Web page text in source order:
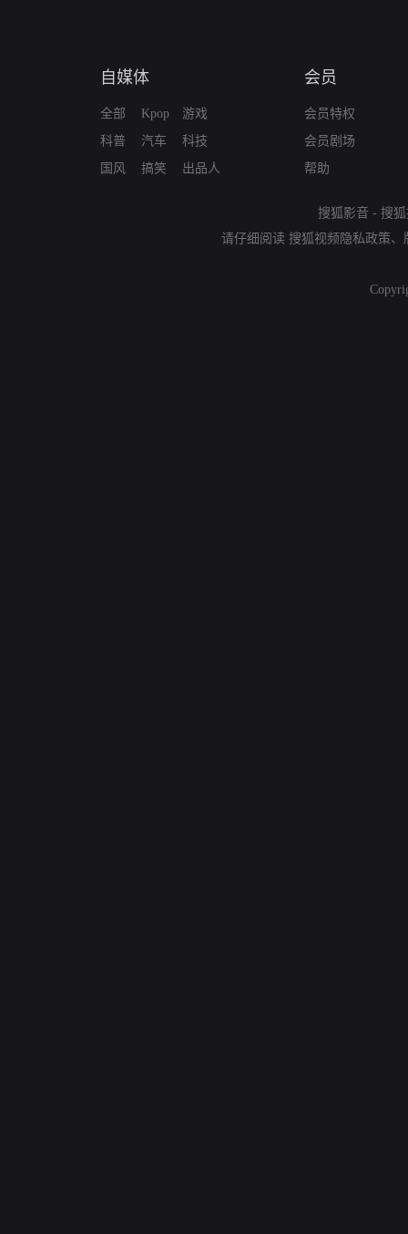
自媒体
全部
科普
国风
Kpop
汽车
搞笑
游戏
科技
出品人
会员
会员特权
会员剧场
帮助
搜狐影音 - 搜
请仔细阅读 搜狐视频隐私政策、